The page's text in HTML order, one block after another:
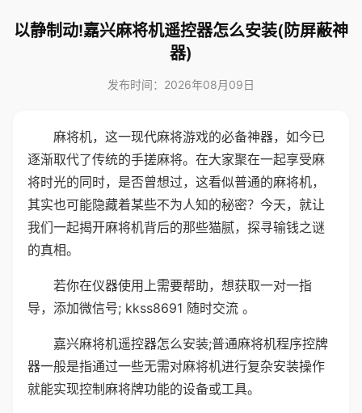
以静制动!嘉兴麻将机遥控器怎么安装(防屏蔽神
器)
发布时间：2026年08月09日
麻将机，这一现代麻将游戏的必备神器，如今已
逐渐取代了传统的手搓麻将。在大家聚在一起享受麻
将时光的同时，是否曾想过，这看似普通的麻将机，
其实也可能隐藏着某些不为人知的秘密？今天，就让
我们一起揭开麻将机背后的那些猫腻，探寻输钱之谜
的真相。
若你在仪器使用上需要帮助，想获取一对一指
导，添加微信号; kkss8691 随时交流 。
嘉兴麻将机遥控器怎么安装;普通麻将机程序控牌
器一般是指通过一些无需对麻将机进行复杂安装操作
就能实现控制麻将牌功能的设备或工具。